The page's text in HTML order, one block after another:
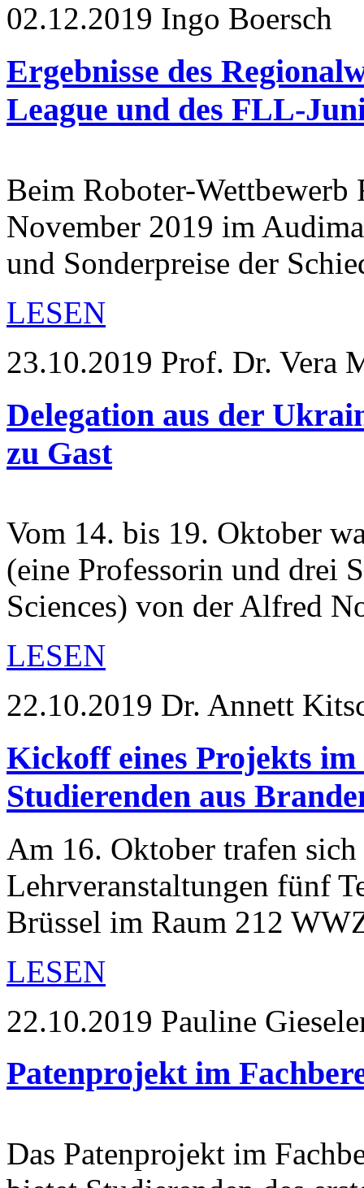
02.12.2019 Ingo Boersch
Ergebnisse des
League und des FLL-
Beim Roboter-
November 2019 im
und Sonderpreise der
LESEN
23.10.2019 Prof. Dr. Vera
Delegation aus der
zu Gast
Vom 14. bis 19. Oktober
(eine Professorin und drei
Sciences) von der Alfred
LESEN
22.10.2019 Dr. Annett
Kickoff eines Projekts
Studierenden aus
Am 16. Oktober trafen sich
Lehrveranstaltungen fünf
Brüssel im Raum 212
LESEN
22.10.2019 Pauline
Patenprojekt im
Das Patenprojekt im